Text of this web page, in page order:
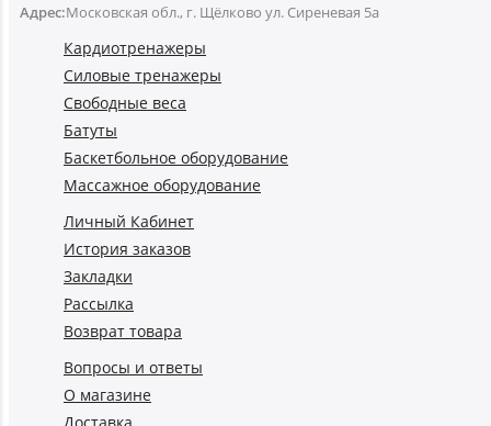
Адрес:Московская обл., г. Щёлково ул. Сиреневая 5а
Кардиотренажеры
Силовые тренажеры
Свободные веса
Батуты
Баскетбольное оборудование
Массажное оборудование
Личный Кабинет
История заказов
Закладки
Рассылка
Возврат товара
Вопросы и ответы
О магазине